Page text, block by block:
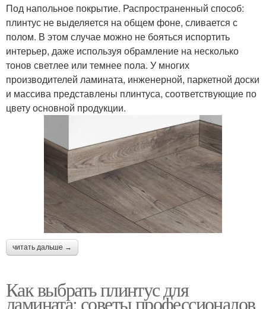
Под напольное покрытие. Распространенный способ:
плинтус не выделяется на общем фоне, сливается с
полом. В этом случае можно не бояться испортить
интерьер, даже используя обрамление на несколько
тонов светлее или темнее пола. У многих
производителей ламината, инженерной, паркетной доски
и массива представлены плинтуса, соответствующие по
цвету основной продукции.
читать дальше →
Как выбрать плинтус для
ламината: советы профессионалов